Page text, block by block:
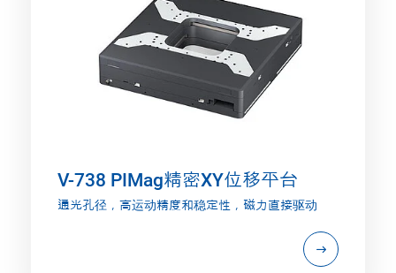
V-738 PIMag精密XY位移平台
通光孔径，高运动精度和稳定性，磁力直接驱动